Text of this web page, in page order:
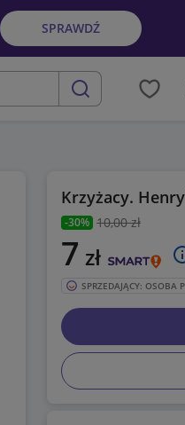
SPRAWDŹ
szukaj
Krzyżacy.
-30% 10,00 zł
7 zł
SPRZEDAJĄCY: OSOBA